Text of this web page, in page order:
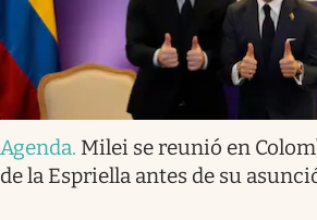
Agenda. Milei se reunió en
de la Espriella antes de su